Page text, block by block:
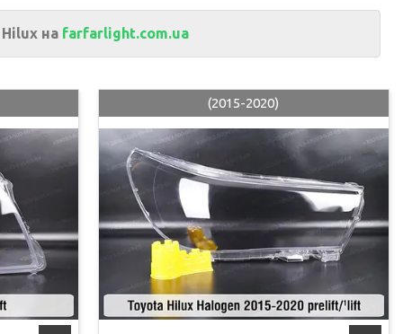
на farfarlight.com.ua
(2015-2020)